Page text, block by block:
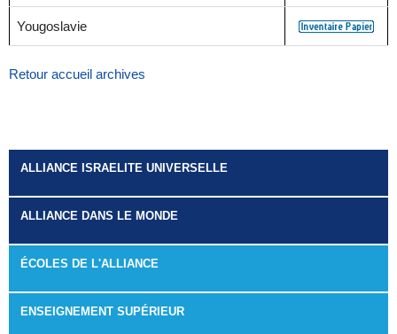
Yougoslavie
Retour accueil archives
ALLIANCE ISRAELITE UNIVERSELLE
ALLIANCE DANS LE MONDE
ÉCOLES DE L'ALLIANCE
ENSEIGNEMENT SUPÉRIEUR